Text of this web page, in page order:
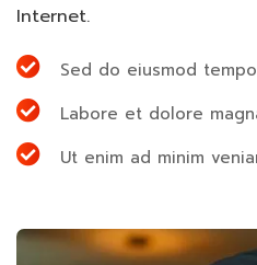
Internet.
Sed do eiusmod
Labore et dolore
Ut enim ad minim